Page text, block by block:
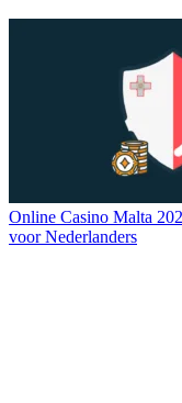
Online Casino Malta
voor Nederlanders